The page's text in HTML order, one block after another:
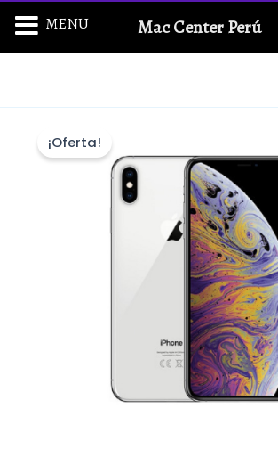
contenido
¡Oferta!
MENU Mac Center Perú